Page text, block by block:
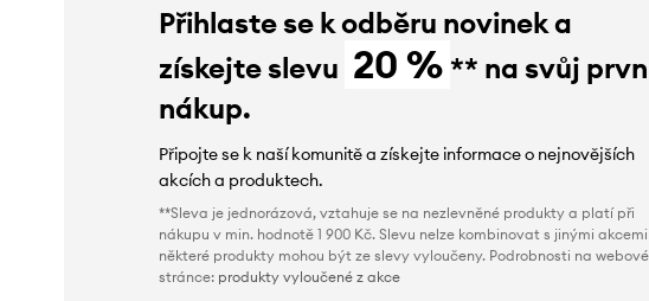
Přihlaste se k odběru novinek a
získejte slevu 20 % ** na svůj
nákup.
Připojte se k naší komunitě a získejte informace o nejnovějších
akcích a produktech.
**Sleva je jednorázová, vztahuje se na nezlevněné produkty a platí při
nákupu v min. hodnotě 1 900 Kč. Slevu nelze kombinovat s jinými
některé produkty mohou být ze slevy vyloučeny. Podrobnosti na webové
stránce: produkty vyloučené z akce